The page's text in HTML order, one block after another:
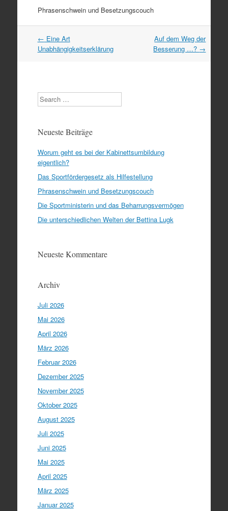
Phrasenschwein und Besetzungscouch
Artikel
Navigation
← Eine Art
Unabhängigkeitserklärung
Auf dem Weg der
Besserung …? →
Search
Neueste Beiträge
Worum geht es bei der Kabinettsumbildung
eigentlich?
Das Sportfördergesetz als Hilfestellung
Phrasenschwein und Besetzungscouch
Die Sportministerin und das Beharrungsvermögen
Die unterschiedlichen Welten der Bettina Lugk
Neueste Kommentare
Archiv
Juli 2026
Mai 2026
April 2026
März 2026
Februar 2026
Dezember 2025
November 2025
Oktober 2025
August 2025
Juli 2025
Juni 2025
Mai 2025
April 2025
März 2025
Januar 2025